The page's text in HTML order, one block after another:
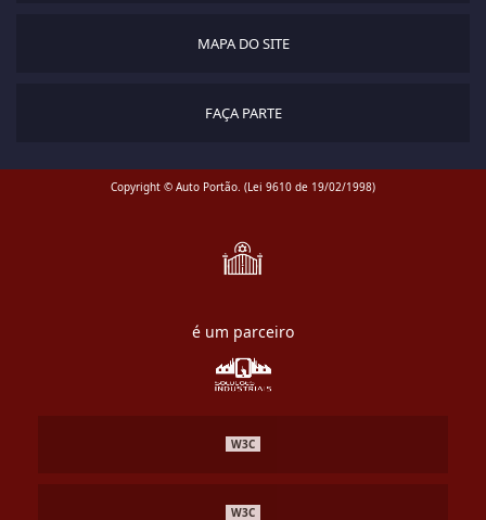
MAPA DO SITE
FAÇA PARTE
Copyright © Auto Portão. (Lei 9610 de 19/02/1998)
é um parceiro
W3C
W3C